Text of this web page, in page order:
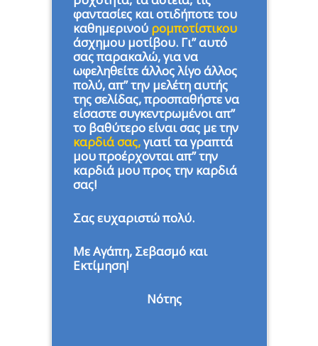
φαντασίες και οτιδήποτε του
καθημερινού ρομποτίστικου
άσχημου μοτίβου. Γι” αυτό
σας παρακαλώ, για να
ωφεληθείτε άλλος λίγο άλλος
πολύ, απ” την μελέτη αυτής
της σελίδας, προσπαθήστε να
είσαστε συγκεντρωμένοι απ”
το βαθύτερο είναι σας με την
καρδιά σας,γιατί τα γραπτά
μου προέρχονται απ” την
καρδιά μου προς την καρδιά
σας!
Σας ευχαριστώ πολύ.
Με Αγάπη, Σεβασμό και
Εκτίμηση!
Νότης